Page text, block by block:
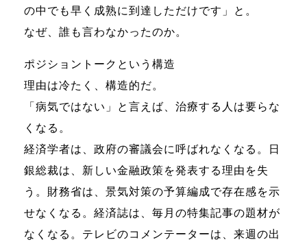
の中でも早く成熟に到達しただけです」と。
なぜ、誰も言わなかったのか。
ポジショントークという構造
理由は冷たく、構造的だ。
「病気ではない」と言えば、治療する人は要らな
くなる。
経済学者は、政府の審議会に呼ばれなくなる。日
銀総裁は、新しい金融政策を発表する理由を失
う。財務省は、景気対策の予算編成で存在感を示
せなくなる。経済誌は、毎月の特集記事の題材が
なくなる。テレビのコメンテーターは、来週の出